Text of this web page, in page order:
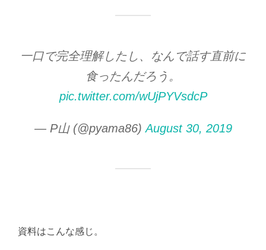
一口で完全理解したし、なんで話す直前に
食ったんだろう。
pic.twitter.com/wUjPYVsdcP
— P山 (@pyama86)August 30, 2019
資料はこんな感じ。